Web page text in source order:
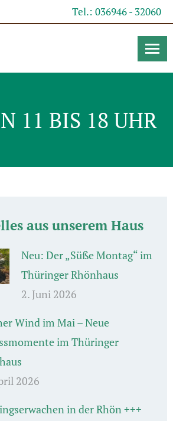
Tel.: 036946 - 32060
11 BIS 18 UHR
aus unserem Haus
Neu: Der „Süße Montag“ im
Thüringer Rhönhaus
2. Juni 2026
Wind im Mai – Neue
im Thüringer
2026
in der Rhön +++